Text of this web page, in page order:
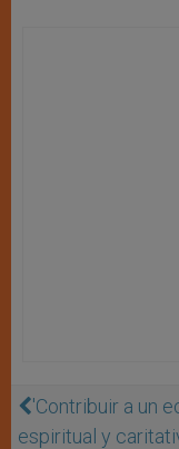
'Contribuir a un
espiritual y